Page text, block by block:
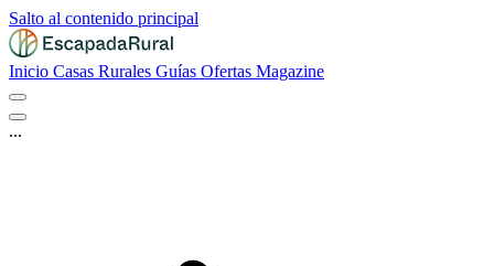
Salto al contenido principal
Inicio Casas Rurales Guías Ofertas Magazine
...